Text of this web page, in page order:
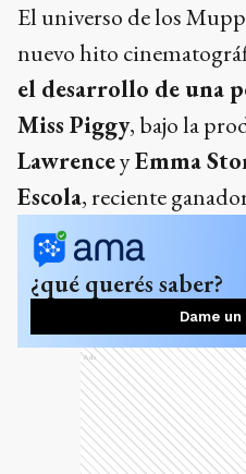
El universo de los
nuevo hito
el desarrollo de una
Miss Piggy, bajo la
LawrenceyEmma
Escola, reciente
¿qué querés saber?
Dame
Ads